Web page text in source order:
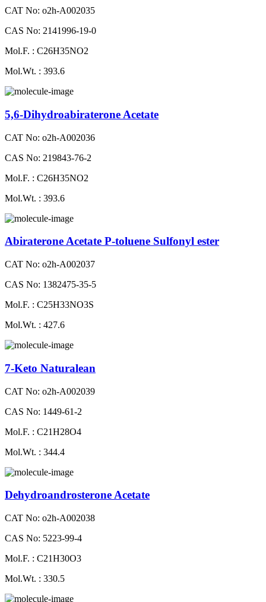
CAT No: o2h-A002035
CAS No: 2141996-19-0
Mol.F. : C26H35NO2
Mol.Wt. : 393.6
5,6-Dihydroabiraterone Acetate
CAT No: o2h-A002036
CAS No: 219843-76-2
Mol.F. : C26H35NO2
Mol.Wt. : 393.6
Abiraterone Acetate P-toluene Sulfonyl ester
CAT No: o2h-A002037
CAS No: 1382475-35-5
Mol.F. : C25H33NO3S
Mol.Wt. : 427.6
7-Keto Naturalean
CAT No: o2h-A002039
CAS No: 1449-61-2
Mol.F. : C21H28O4
Mol.Wt. : 344.4
Dehydroandrosterone Acetate
CAT No: o2h-A002038
CAS No: 5223-99-4
Mol.F. : C21H30O3
Mol.Wt. : 330.5